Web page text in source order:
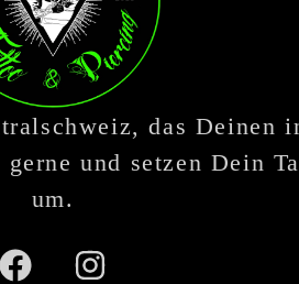
das
und setzen Dein
um.